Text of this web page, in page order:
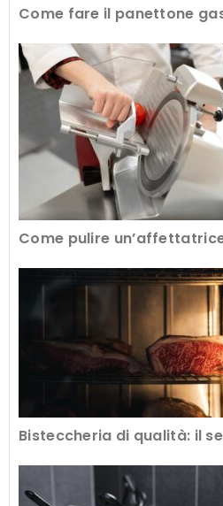
Come fare il panettone
Come pulire
Bisteccheria di qualità: il